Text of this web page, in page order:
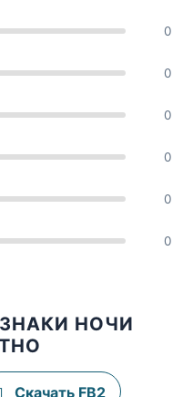
0
0
0
0
0
0
НОЧИ
Скачать FB2